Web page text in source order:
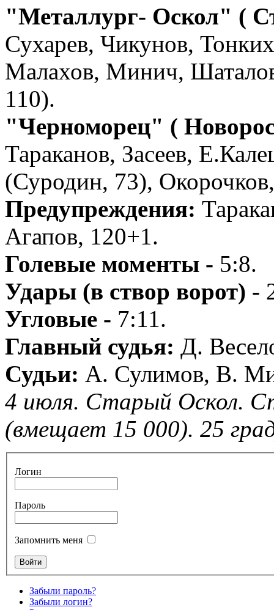
"Металлург- Оскол" (
Сухарев, Чикунов,
Малахов, Минич,
110).
"Черноморец" (
Тараканов, Засеев,
(Суродин, 73),
Предупреждения:
Агапов, 120+1.
Голевые моменты - 5:8.
Удары (в створ ворот) -
Угловые - 7:11.
Главный судья: Д.
Судьи: А. Сулимов, В.
4 июля. Старый Оскол.
(вмещает 15 000). 25
Логин
Пароль
Запомнить меня
Забыли пароль?
Забыли логин?